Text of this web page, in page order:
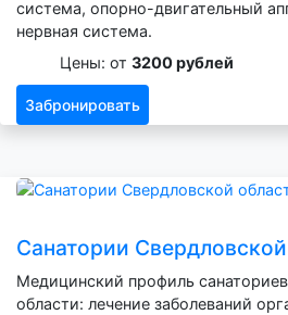
система, опорно-двигательный
нервная система.
Цены: от 3200 рублей
Забронировать
Санатории
Медицинский профиль
области: лечение заболеваний